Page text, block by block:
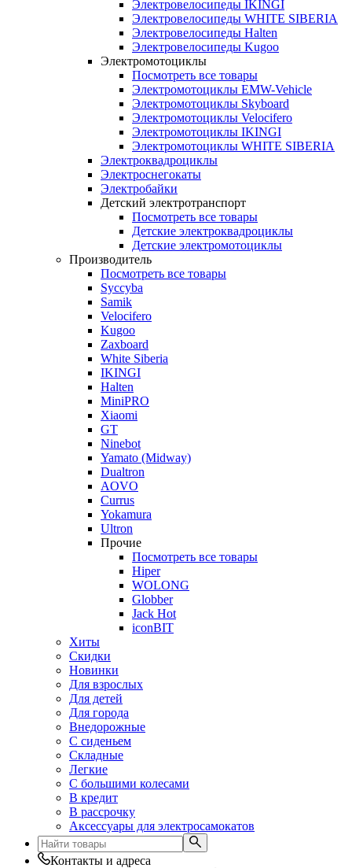
Электровелосипеды IKINGI
Электровелосипеды WHITE SIBERIA
Электровелосипеды Halten
Электровелосипеды Kugoo
Электромотоциклы
Посмотреть все товары
Электромотоциклы EMW-Vehicle
Электромотоциклы Skyboard
Электромотоциклы Velocifero
Электромотоциклы IKINGI
Электромотоциклы WHITE SIBERIA
Электроквадроциклы
Электроснегокаты
Электробайки
Детский электротранспорт
Посмотреть все товары
Детские электроквадроциклы
Детские электромотоциклы
Производитель
Посмотреть все товары
Syccyba
Samik
Velocifero
Kugoo
Zaxboard
White Siberia
IKINGI
Halten
MiniPRO
Xiaomi
GT
Ninebot
Yamato (Midway)
Dualtron
AOVO
Currus
Yokamura
Ultron
Прочие
Посмотреть все товары
Hiper
WOLONG
Globber
Jack Hot
iconBIT
Хиты
Скидки
Новинки
Для взрослых
Для детей
Для города
Внедорожные
С сиденьем
Складные
Легкие
С большими колесами
В кредит
В рассрочку
Аксессуары для электросамокатов
Контакты и адреса